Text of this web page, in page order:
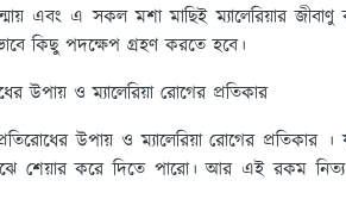
এবং এ সকল মশা মাছিই ম্যালেরিয়ার
কিছু পদক্ষেপ গ্রহণ করতে হবে।
উপায় ও ম্যালেরিয়া রোগের প্রতিকার
উপায় ও ম্যালেরিয়া রোগের
শেয়ার করে দিতে পারো। আর এই রকম